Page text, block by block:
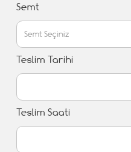
Semt
Teslim Tarihi
Teslim Saati